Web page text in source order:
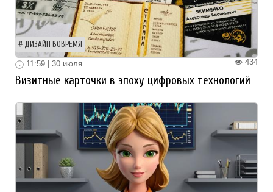
ДИЗАЙН ВОВРЕМЯ
434
11:59 | 30 июля
Визитные карточки в эпоху цифровых технологий